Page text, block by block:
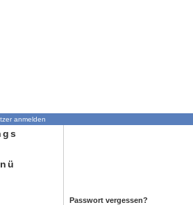
anmelden
Passwort vergessen?